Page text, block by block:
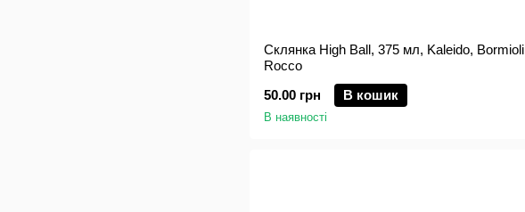
Склянка High Ball, 375 мл, Kaleido, Bormioli
Rocco
50.00 грн
В кошик
В наявності